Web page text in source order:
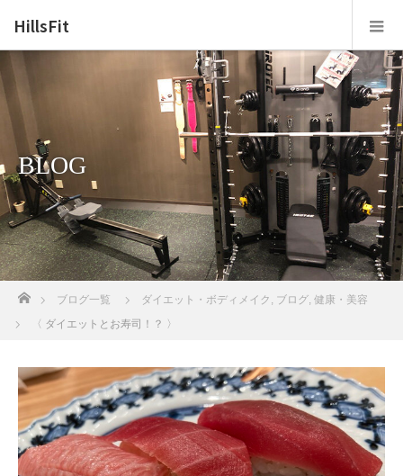
HillsFit
BLOG
ブログ一覧 ダイエット・ボディメイク , ブログ, 健康・美容
〈 ダイエットとお寿司！？ 〉